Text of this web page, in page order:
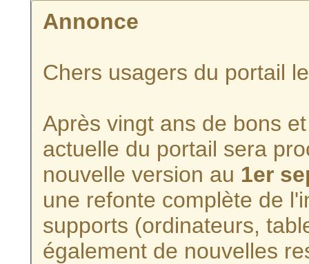
Annonce
Chers usagers du portail
Après vingt ans de bons
actuelle du portail sera
nouvelle version au 1er
une refonte complète de
supports (ordinateurs,
également de nouvelles